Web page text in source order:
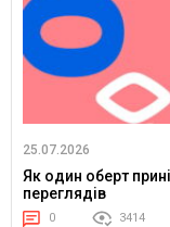
25.07.2026
Як один оберт
переглядів
0 3414